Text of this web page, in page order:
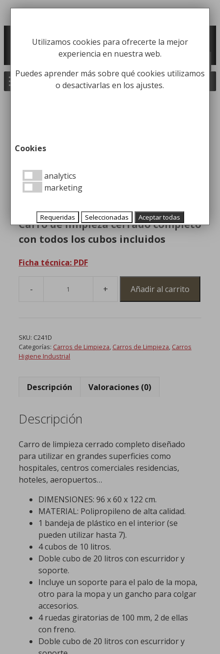
Saltar
equipamiento para la higiene industrial
Búsqueda
productos
Carros Higiene Industrial/Carros de
Carro de Limpieza Cerrado
Completo
Carro de limpieza cerrado completo
con todos los cubos incluidos
Ficha técnica: PDF
Completo
cantidad
Añadir al carrito
SKU: C241D
Categorías: Carros de Limpieza, Carros de Limpieza, Carros
Higiene Industrial
Descripción Valoraciones (0)
Descripción
Carro de limpieza cerrado completo diseñado
para utilizar en grandes superficies como
hospitales, centros comerciales residencias,
hoteles, aeropuertos…
DIMENSIONES: 96 x 60 x 122 cm.
MATERIAL: Polipropileno de alta calidad.
1 bandeja de plástico en el interior (se
pueden utilizar hasta 7).
4 cubos de 10 litros.
Doble cubo de 20 litros con escurridor y
soporte.
Incluye un soporte para el palo de la mopa,
otro para la mopa y un gancho para colgar
accesorios.
4 ruedas giratorias de 100 mm, 2 de ellas
con freno.
Doble cubo de 20 litros con escurridor y
Utilizamos cookies para ofrecerte la mejor
experiencia en nuestra web.
Puedes aprender más sobre qué cookies utilizamos
o desactivarlas en los ajustes.
Cookies
analytics
marketing
Requeridas Seleccionadas Aceptar todas